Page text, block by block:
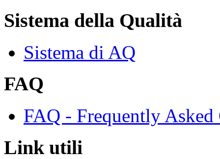
Sistema della Qualità
Sistema di AQ
FAQ
FAQ - Frequently Asked
Link utili